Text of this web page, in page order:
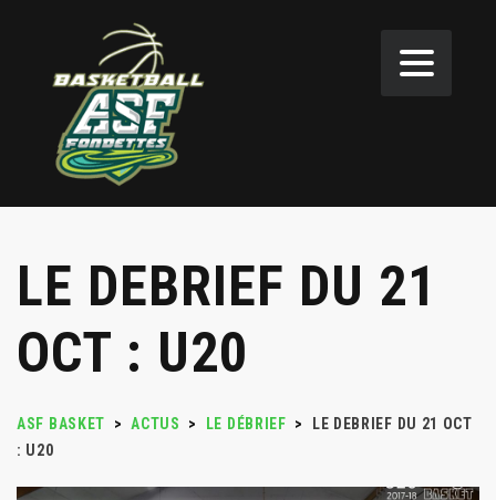
LE DEBRIEF DU 21
OCT : U20
ASF BASKET > ACTUS > LE DÉBRIEF >
LE DEBRIEF DU 21 OCT
: U20